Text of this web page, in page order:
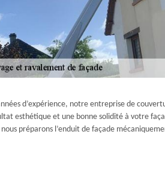
d’expérience, notre entreprise de
esthétique et une bonne solidité à votre
préparons l’enduit de façade